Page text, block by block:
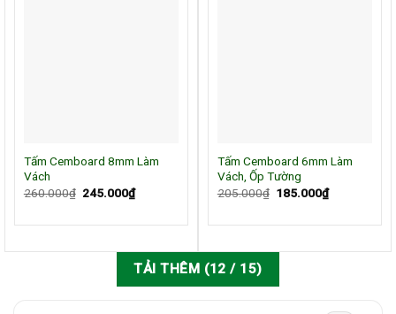
Tấm Cemboard 8mm Làm
Vách
260.000₫ Giá
260.000₫.
245.000₫Giá
hiện
là:
Tấm Cemboard 6mm Làm
Vách, Ốp Tường
205.000₫ Giá
205.000₫.
185.000₫Giá
hiện
là:
TẢI THÊM (12 / 15)